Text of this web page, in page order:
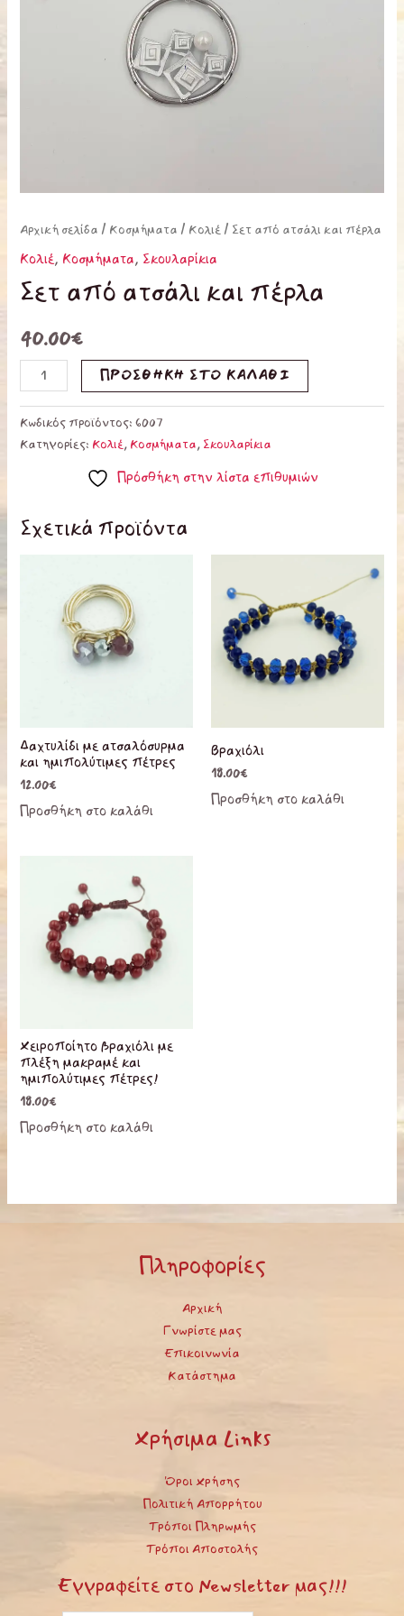
Αρχική σελίδα / Κοσμήματα / Κολιέ/ Σετ από ατσάλι και πέρλα
Κολιέ, Κοσμήματα, Σκουλαρίκια
Σετ από ατσάλι και πέρλα
40.00€
ΠΡΟΣΘΉΚΗ ΣΤΟ ΚΑΛΆΘΙ
Κωδικός προϊόντος:6007
Κατηγορίες: Κολιέ,Κοσμήματα,Σκουλαρίκια
Πρόσθήκη στην λίστα επιθυμιών
Σχετικά προϊόντα
Δαχτυλίδι με ατσαλόσυρμα
και ημιπολύτιμες πέτρες
12.00€
Προσθήκη στο καλάθι
πολλαπλές
μπορούν
επιλεγούν
προϊόντος
Βραχιόλι
18.00€
Προσθήκη στο καλάθι
Χειροποίητο βραχιόλι με
πλέξη μακραμέ και
ημιπολύτιμες πέτρες!
18.00€
Προσθήκη στο καλάθι
Πληροφορίες
Αρχική
Γνωρίστε μας
Επικοινωνία
Κατάστημα
Χρήσιμα Links
Όροι Χρήσης
Πολιτική Απορρήτου
Τρόποι Πληρωμής
Τρόποι Αποστολής
Εγγραφείτε στο Newsletter μας!!!